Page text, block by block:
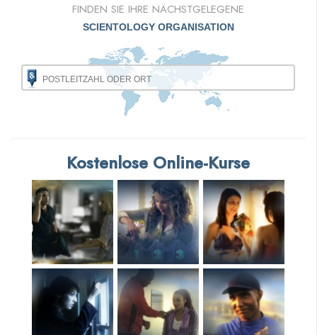
FINDEN SIE IHRE NÄCHSTGELEGENE
SCIENTOLOGY ORGANISATION
Kostenlose Online-Kurse